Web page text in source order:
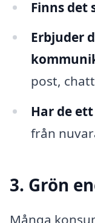
Finns det
Erbjuder
post,
Har de
från
3. Grön
Många